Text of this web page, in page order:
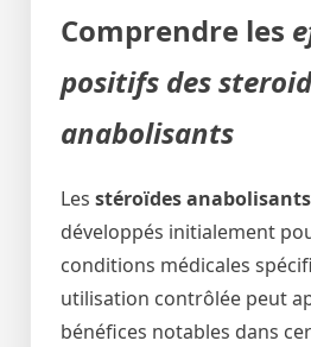
Comprendre les
positifs des
anabolisants
Les stéroïdes anabolisants
développés initialement
conditions médicales
utilisation contrôlée peut
bénéfices notables dans